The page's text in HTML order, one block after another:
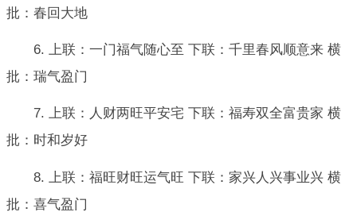
批：春回大地
6. 上联：一门福气随心至 下联：千里春风顺意来 横
批：瑞气盈门
7. 上联：人财两旺平安宅 下联：福寿双全富贵家 横
批：时和岁好
8. 上联：福旺财旺运气旺 下联：家兴人兴事业兴 横
批：喜气盈门